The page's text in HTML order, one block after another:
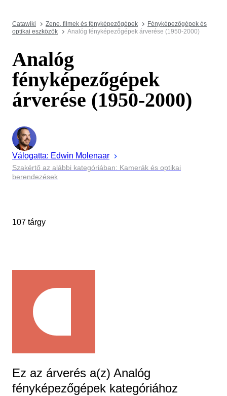
Catawiki Zene, filmek és fényképezőgépek
Fényképezőgépek és
optikai eszközök
Analóg fényképezőgépek árverése (1950-2000)
Analóg
fényképezőgépek
árverése (1950-2000)
Válogatta: Edwin Molenaar
Szakértő az alábbi kategóriában: Kamerák és optikai
berendezések
107 tárgy
Ez az árverés a(z) Analóg
fényképezőgépek kategóriához